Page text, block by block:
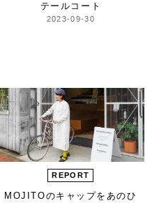
テールコート
2023-09-30
REPORT
MOJITOのキャップをあのひ